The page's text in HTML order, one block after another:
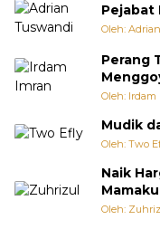
Pejabat
Oleh:
Perang
Oleh: Irdam
Mudik
Oleh: Two
Naik
Oleh: